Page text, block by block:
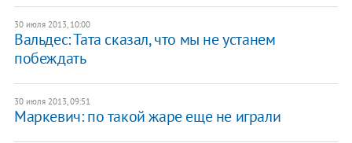
30 июля 2013, 10:00
Вальдес: Тата сказал, что мы не устанем
побеждать
30 июля 2013, 09:51
Маркевич: по такой жаре еще не играли